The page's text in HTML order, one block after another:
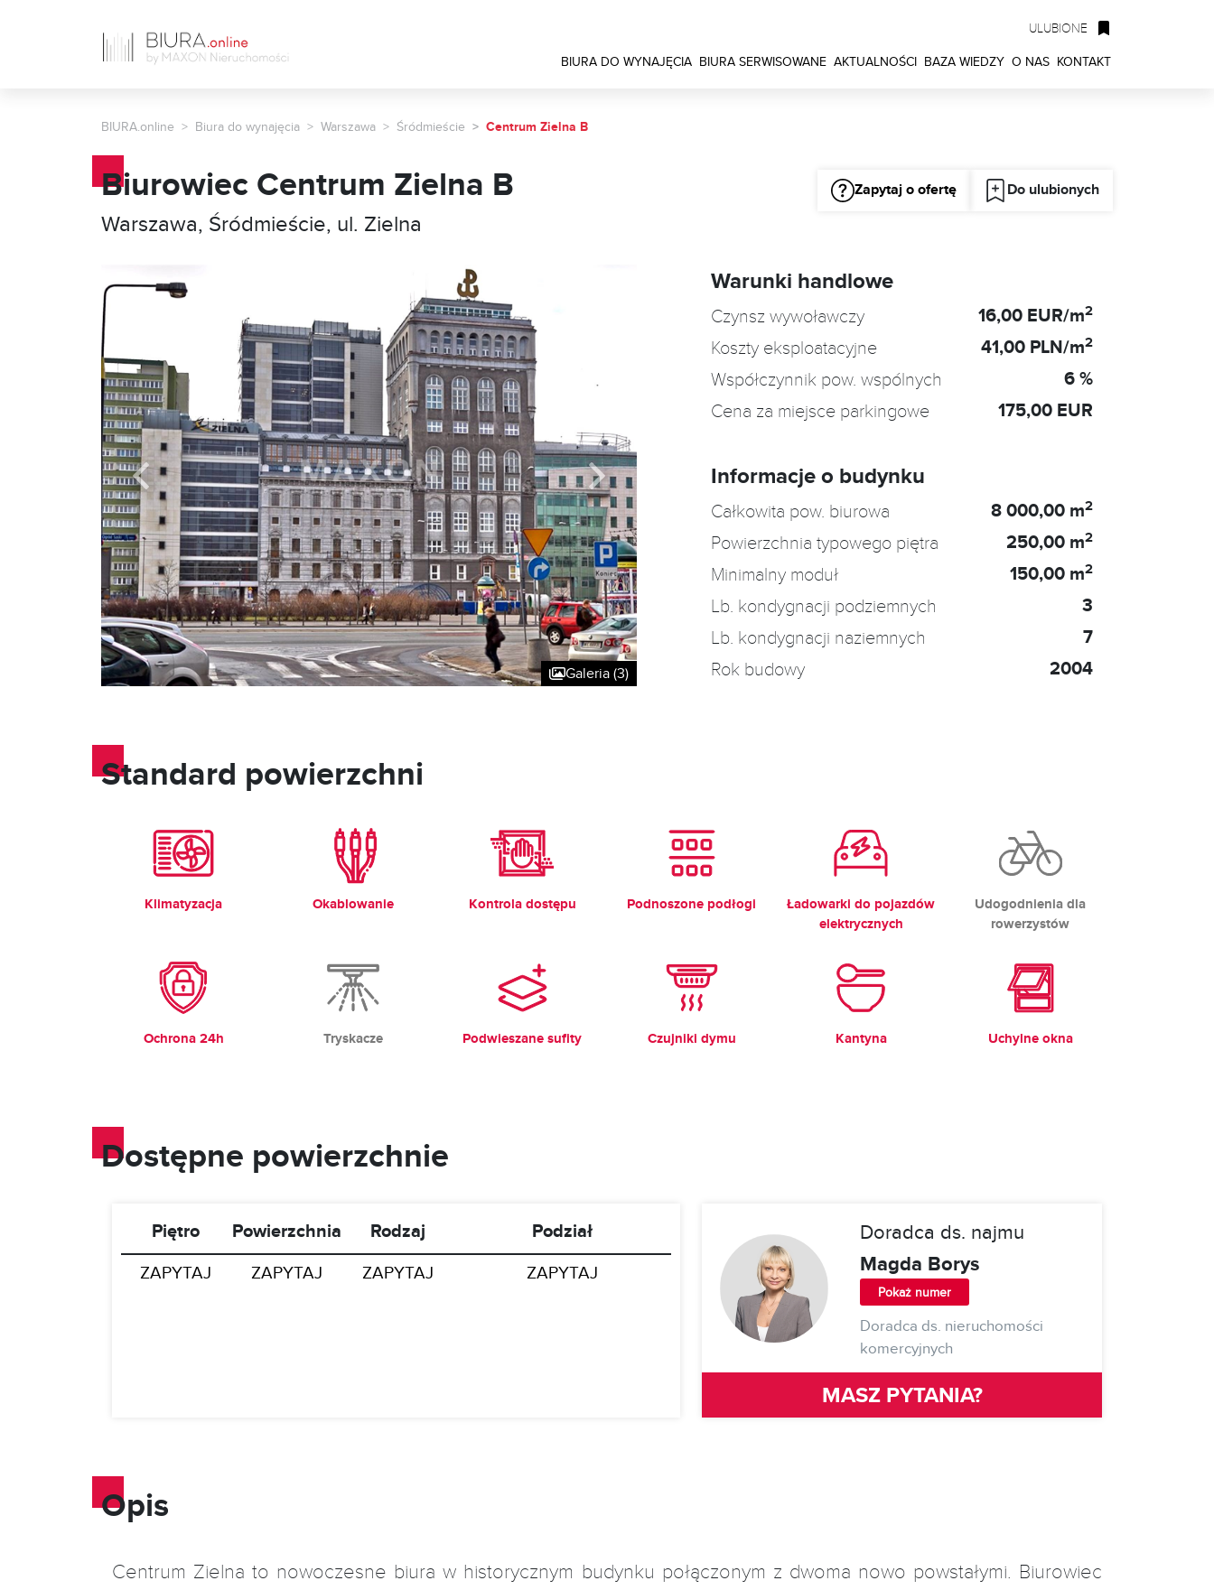
ULUBIONE
BIURA DO WYNAJĘCIA BIURA SERWISOWANE AKTUALNOŚCI BAZA WIEDZY O NAS KONTAKT
BIURA.online Biura do wynajęcia Warszawa Śródmieście Centrum Zielna B
Biurowiec Centrum Zielna B
Warszawa, Śródmieście, ul. Zielna
Zapytaj o ofertę Do ulubionych
Galeria (3)
Warunki handlowe
Czynsz wywoławczy 16,00 EUR/m2
Koszty eksploatacyjne 41,00 PLN/m2
Współczynnik pow. wspólnych 6 %
Cena za miejsce parkingowe 175,00 EUR
Informacje o budynku
Całkowita pow. biurowa 8 000,00 m2
Powierzchnia typowego piętra 250,00 m2
Minimalny moduł 150,00 m2
Lb. kondygnacji podziemnych 3
Lb. kondygnacji naziemnych 7
Rok budowy 2004
Standard powierzchni
Klimatyzacja Okablowanie Kontrola dostępu Podnoszone podłogi
Ładowarki do pojazdów
elektrycznych
Udogodnienia dla
rowerzystów
Ochrona 24h Tryskacze Podwieszane sufity Czujniki dymu Kantyna Uchylne okna
Dostępne powierzchnie
Piętro Powierzchnia Rodzaj Podział
ZAPYTAJ ZAPYTAJ ZAPYTAJ ZAPYTAJ
Doradca ds. najmu
Magda Borys
Pokaż numer
Doradca ds. nieruchomości
komercyjnych
MASZ PYTANIA?
Opis
Centrum Zielna to nowoczesne biura w historycznym budynku połączonym z dwoma nowo powstałymi. Biurowiec